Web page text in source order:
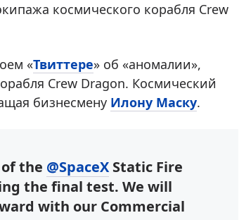
космического корабля Crew
«Твиттере» об «аномалии»,
Crew Dragon. Космический
бизнесмену Илону Маску.
the @SpaceX Static Fire
the final test. We will
with our Commercial